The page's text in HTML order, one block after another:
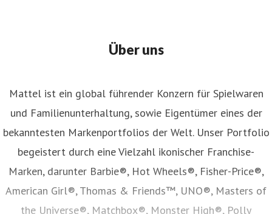
Über uns
Mattel ist ein global führender Konzern für Spielwaren
und Familienunterhaltung, sowie Eigentümer eines der
bekanntesten Markenportfolios der Welt. Unser Portfolio
begeistert durch eine Vielzahl ikonischer Franchise-
Marken, darunter Barbie®, Hot Wheels®, Fisher-Price®,
American Girl®, Thomas & Friends™, UNO®, Masters of
the Universe®, Matchbox®, Monster High®, Polly